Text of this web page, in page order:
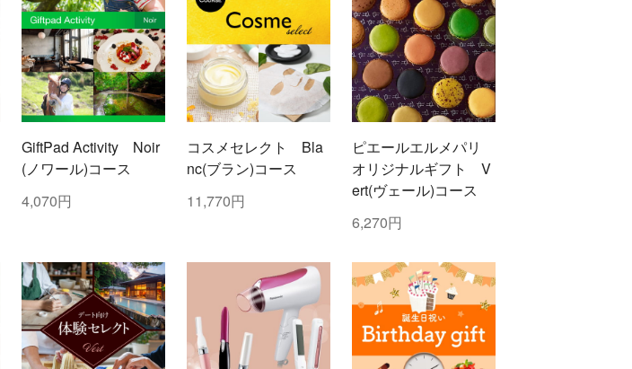
GiftPad Activity Noir
(ノワール)コース
4,070円
コスメセレクト Bla
nc(ブラン)コース
11,770円
ピエールエルメパリ
オリジナルギフト V
ert(ヴェール)コース
6,270円